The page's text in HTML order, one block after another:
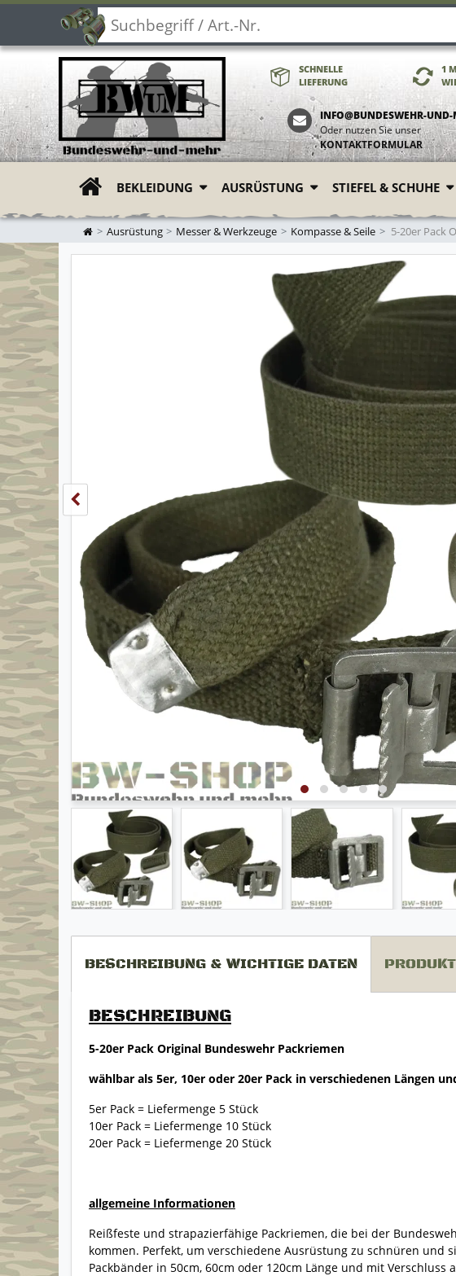
SCHNELLE
LIEFERUNG
1
INFO@BUNDESWEHR-UND-
Oder nutzen Sie unser
KONTAKTFORMULAR
ZUR STARTSEITE
BEKLEIDUNG AUSRÜSTUNG STIEFEL & SCHUHE
Ausrüstung Messer & Werkzeuge Kompasse & Seile 5-20er Pack
BESCHREIBUNG & WICHTIGE DATEN
BESCHREIBUNG
5-20er Pack Original Bundeswehr Packriemen
wählbar als 5er, 10er oder 20er Pack in verschiedenen Längen
5er Pack = Liefermenge 5 Stück
10er Pack = Liefermenge 10 Stück
20er Pack = Liefermenge 20 Stück
allgemeine Informationen
Reißfeste und strapazierfähige Packriemen, die bei der
kommen. Perfekt, um verschiedene Ausrüstung zu schnüren und
Packbänder in 50cm, 60cm oder 120cm Länge und mit Verschluss